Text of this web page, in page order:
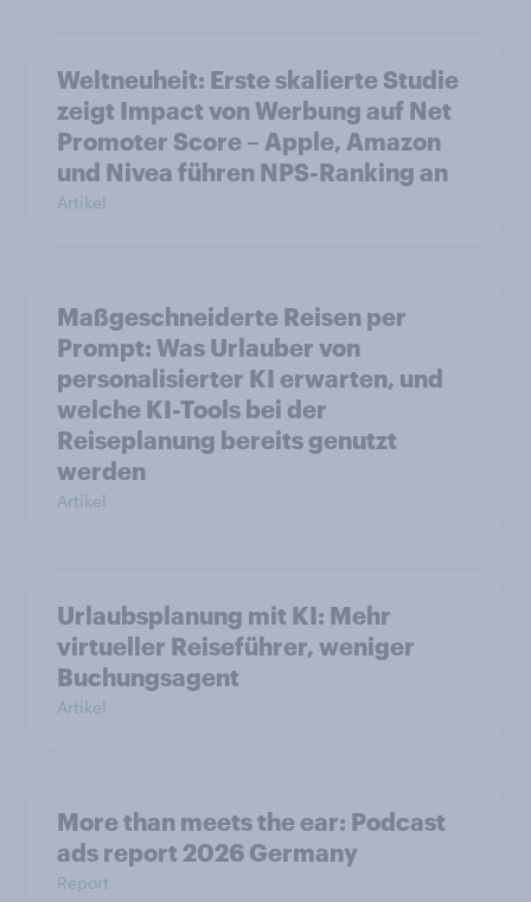
Weltneuheit: Erste skalierte Studie
zeigt Impact von Werbung auf Net
Promoter Score – Apple, Amazon
und Nivea führen NPS-Ranking an
Artikel
Maßgeschneiderte Reisen per
Prompt: Was Urlauber von
personalisierter KI erwarten, und
welche KI-Tools bei der
Reiseplanung bereits genutzt
werden
Artikel
Urlaubsplanung mit KI: Mehr
virtueller Reiseführer, weniger
Buchungsagent
Artikel
More than meets the ear: Podcast
ads report 2026 Germany
Report